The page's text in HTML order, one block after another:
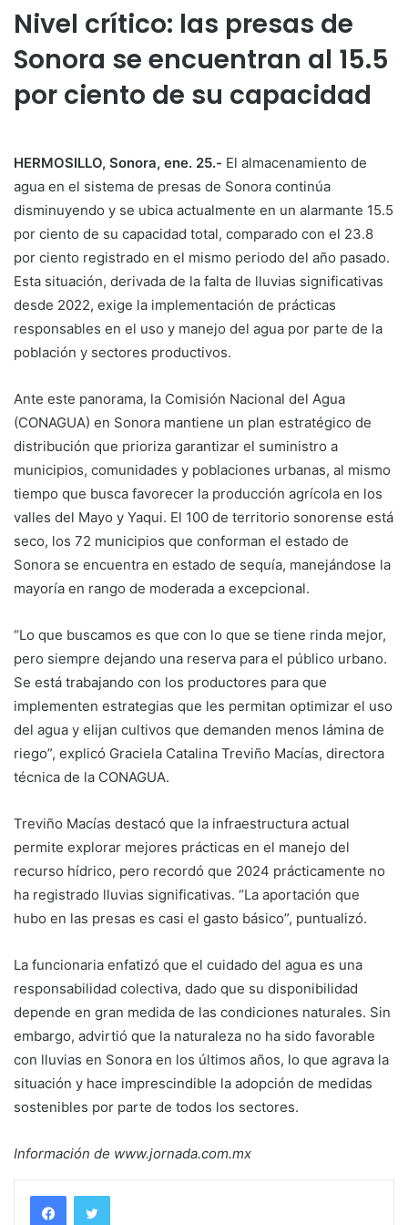
Nivel crítico: las presas de
Sonora se encuentran al 15.5
por ciento de su capacidad
HERMOSILLO, Sonora, ene. 25.- El almacenamiento de
agua en el sistema de presas de Sonora continúa
disminuyendo y se ubica actualmente en un alarmante 15.5
por ciento de su capacidad total, comparado con el 23.8
por ciento registrado en el mismo periodo del año pasado.
Esta situación, derivada de la falta de lluvias significativas
desde 2022, exige la implementación de prácticas
responsables en el uso y manejo del agua por parte de la
población y sectores productivos.
Ante este panorama, la Comisión Nacional del Agua
(CONAGUA) en Sonora mantiene un plan estratégico de
distribución que prioriza garantizar el suministro a
municipios, comunidades y poblaciones urbanas, al mismo
tiempo que busca favorecer la producción agrícola en los
valles del Mayo y Yaqui. El 100 de territorio sonorense está
seco, los 72 municipios que conforman el estado de
Sonora se encuentra en estado de sequía, manejándose la
mayoría en rango de moderada a excepcional.
“Lo que buscamos es que con lo que se tiene rinda mejor,
pero siempre dejando una reserva para el público urbano.
Se está trabajando con los productores para que
implementen estrategias que les permitan optimizar el uso
del agua y elijan cultivos que demanden menos lámina de
riego”, explicó Graciela Catalina Treviño Macías, directora
técnica de la CONAGUA.
Treviño Macías destacó que la infraestructura actual
permite explorar mejores prácticas en el manejo del
recurso hídrico, pero recordó que 2024 prácticamente no
ha registrado lluvias significativas. “La aportación que
hubo en las presas es casi el gasto básico”, puntualizó.
La funcionaria enfatizó que el cuidado del agua es una
responsabilidad colectiva, dado que su disponibilidad
depende en gran medida de las condiciones naturales. Sin
embargo, advirtió que la naturaleza no ha sido favorable
con lluvias en Sonora en los últimos años, lo que agrava la
situación y hace imprescindible la adopción de medidas
sostenibles por parte de todos los sectores.
Información de www.jornada.com.mx